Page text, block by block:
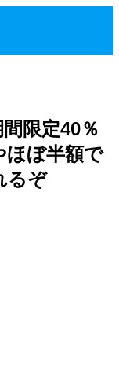
限定40％
ほぼ半額で
るぞ